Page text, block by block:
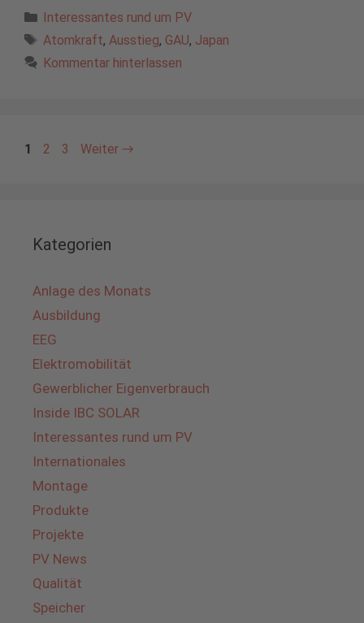
Kategorien
Interessantes rund um PV
Schlagwörter
Atomkraft, Ausstieg, GAU, Japan
Kommentar hinterlassen
Seite
1 Seite
2 Seite
3 Weiter →
Kategorien
Anlage des Monats
Ausbildung
EEG
Elektromobilität
Gewerblicher Eigenverbrauch
Inside IBC SOLAR
Interessantes rund um PV
Internationales
Montage
Produkte
Projekte
PV News
Qualität
Speicher